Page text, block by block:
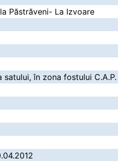
Păstrăveni- La Izvoare
satului, în zona fostului C.A.P.